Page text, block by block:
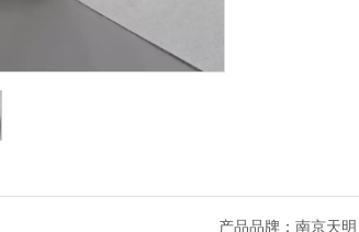
产品品牌： 南京天明